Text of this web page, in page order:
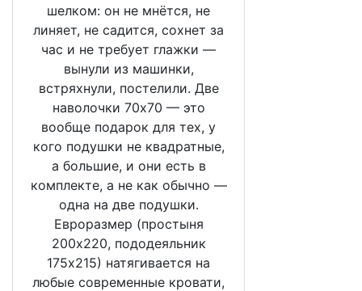
шелком: он не мнётся, не
линяет, не садится, сохнет за
час и не требует глажки —
вынули из машинки,
встряхнули, постелили. Две
наволочки 70х70 — это
вообще подарок для тех, у
кого подушки не квадратные,
а большие, и они есть в
комплекте, а не как обычно —
одна на две подушки.
Евроразмер (простыня
200х220, пододеяльник
175х215) натягивается на
любые современные кровати,